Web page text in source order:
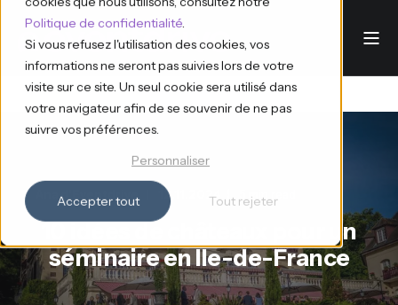
Politique de confidentialité.
Si vous refusez l'utilisation des cookies, vos
informations ne seront pas suivies lors de votre
visite sur ce site. Un seul cookie sera utilisé dans
votre navigateur afin de se souvenir de ne pas
suivre vos préférences.
Personnaliser
Accepter tout Tout rejeter
Ana d'Eventdrive 12.11.2024 5 min read
10 idées de châteaux pour un
séminaire en Ile-de-France